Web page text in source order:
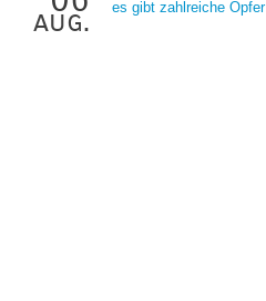
aug.
es gibt zahlreiche Opfer